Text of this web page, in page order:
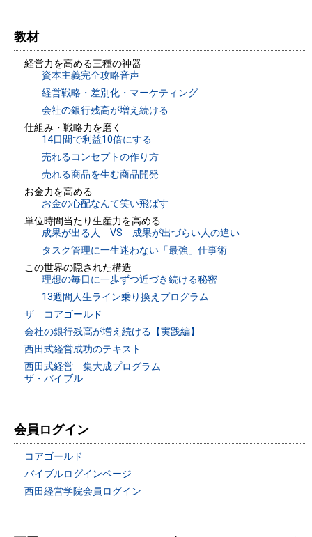
教材
経営力を高める三種の神器
資本主義完全攻略音声
経営戦略・差別化・マーケティング
会社の銀行残高が増え続ける
仕組み・戦略力を磨く
14日間で利益10倍にする
売れるコンセプトの作り方
売れる商品を生む商品開発
お金力を高める
お金の心配なんて笑い飛ばす
単位時間当たり生産力を高める
成果が出る人 VS 成果が出づらい人の違い
タスク管理に一生迷わない「最強」仕事術
この世界の隠された構造
理想の毎日に一歩ずつ近づき続ける秘密
13週間人生ライン乗り換えプログラム
ザ コアゴールド
会社の銀行残高が増え続ける【実践編】
西田式経営成功のテキスト
西田式経営 集大成プログラム
ザ・バイブル
会員ログイン
コアゴールド
バイブルログインページ
西田経営学院会員ログイン